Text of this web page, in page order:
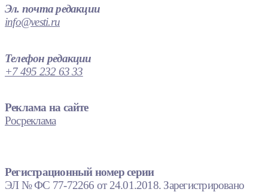
Эл. почта редакции
info@vesti.ru
Телефон редакции
+7 495 232 63 33
Реклама на сайте
Росреклама
Регистрационный номер серии
ЭЛ № ФС 77-72266 от 24.01.2018. Зарегистрировано